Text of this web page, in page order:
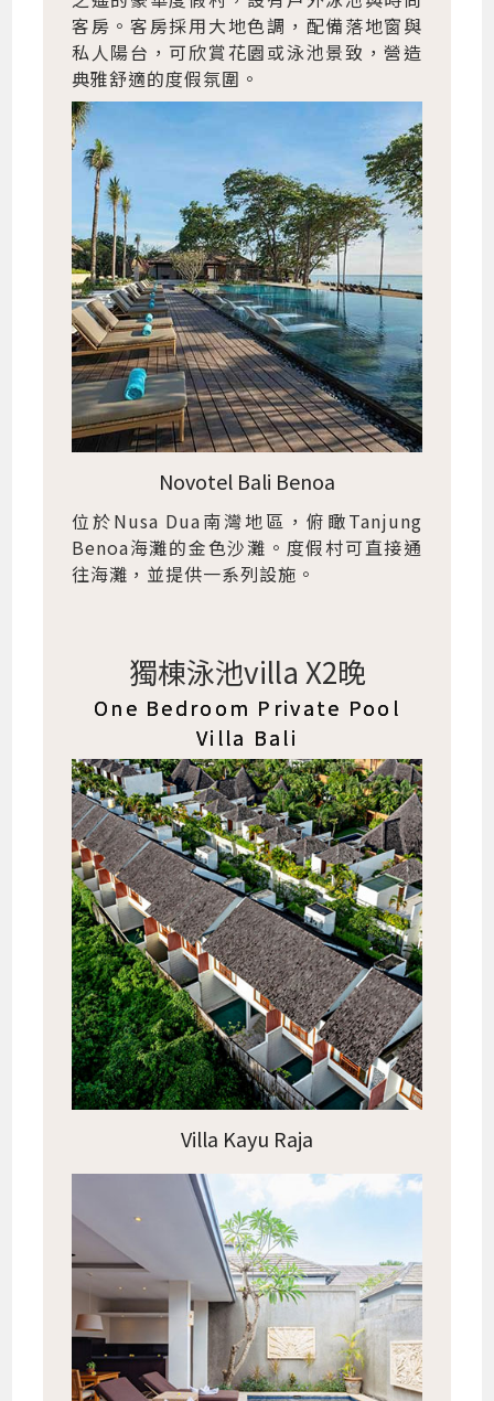
客房。客房採用大地色調，配備落地窗與
私人陽台，可欣賞花園或泳池景致，營造
典雅舒適的度假氛圍。
Novotel Bali Benoa
位於Nusa Dua南灣地區，俯瞰Tanjung
Benoa海灘的金色沙灘。度假村可直接通
往海灘，並提供一系列設施。
獨棟泳池villa X2晚
One Bedroom Private Pool
Villa Bali
Villa Kayu Raja